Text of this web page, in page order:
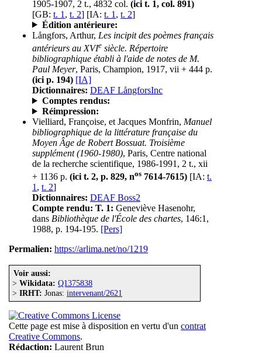
1905-1907, 2 t., 4832 col. (ici t. 1, col. 891)
[GB: t. 1 , t. 2] [IA: t. 1 , t. 2]
Édition antérieure:
Långfors, Arthur, Les incipit des poèmes français
antérieurs au XVIe siècle. Répertoire
bibliographique établi à l'aide de notes de M.
Paul Meyer, Paris, Champion, 1917, vii + 444 p.
(ici p. 194) [IA]
Dictionnaires: DEAF LångforsInc
Comptes rendus:
Réimpression:
Vielliard, Françoise, et Jacques Monfrin, Manuel
bibliographique de la littérature française du
Moyen Âge de Robert Bossuat. Troisième
supplément (1960-1980), Paris, Centre national
de la recherche scientifique, 1986-1991, 2 t., xii
+ 1136 p. (ici t. 2, p. 829, nos 7614-7615) [IA: t.
1 , t. 2]
Dictionnaires: DEAF Boss2
Compte rendu: T. 1: Geneviève Hasenohr,
dans Bibliothèque de l'École des chartes, 146:1,
1988, p. 194-195. [Pers]
Permalien: https://arlima.net/no/1219
Voir aussi:
> Wikidata: Q1375838
> IRHT: Jonas: intervenant/2621
Cette page est mise à disposition en vertu d'un contrat
Creative Commons.
Rédaction: Laurent Brun